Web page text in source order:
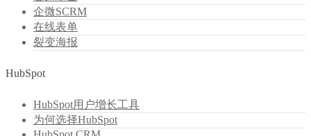
企微SCRM
在线表单
裂变海报
HubSpot
HubSpot用户增长工具
为何选择HubSpot